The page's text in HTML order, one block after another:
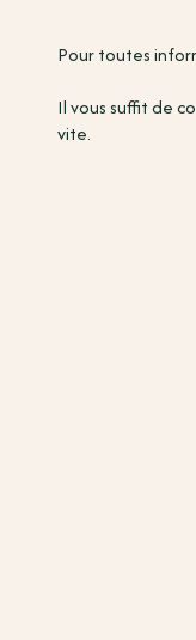
Pour toutes
Il vous suffit de
vite.